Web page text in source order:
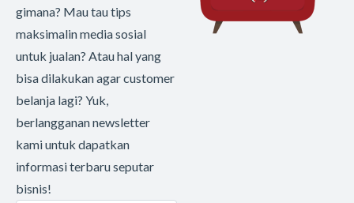
gimana? Mau tau tips
maksimalin media sosial
untuk jualan? Atau hal yang
bisa dilakukan agar customer
belanja lagi? Yuk,
berlangganan newsletter
kami untuk dapatkan
informasi terbaru seputar
bisnis!